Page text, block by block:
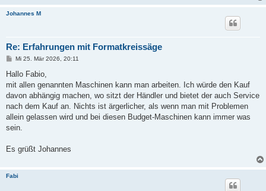
Johannes M
Re: Erfahrungen mit Formatkreissäge
B
i
r
a
Mi 25. Mär 2026, 20:11
Hallo Fabio,
mit allen genannten Maschinen kann man arbeiten. Ich würde den Kauf
davon abhängig machen, wo sitzt der Händler und bietet der auch Service
nach dem Kauf an. Nichts ist ärgerlicher, als wenn man mit Problemen
allein gelassen wird und bei diesen Budget-Maschinen kann immer was
sein.
Es grüßt Johannes
Fabi